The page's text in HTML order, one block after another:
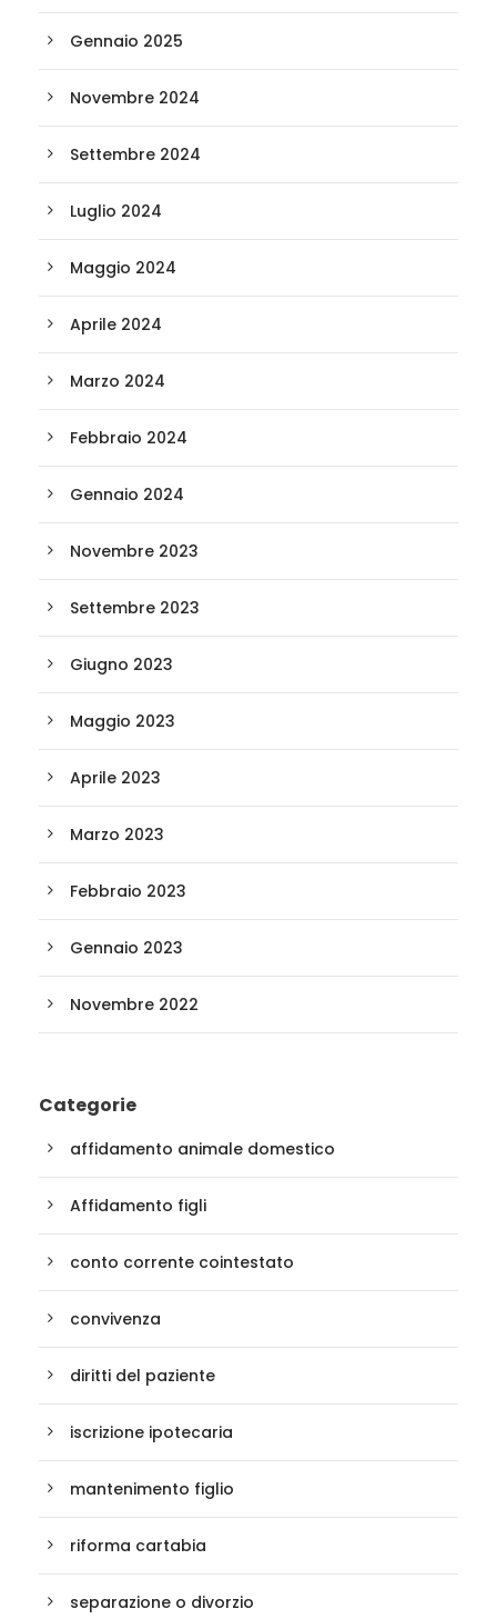
Gennaio 2025
Novembre 2024
Settembre 2024
Luglio 2024
Maggio 2024
Aprile 2024
Marzo 2024
Febbraio 2024
Gennaio 2024
Novembre 2023
Settembre 2023
Giugno 2023
Maggio 2023
Aprile 2023
Marzo 2023
Febbraio 2023
Gennaio 2023
Novembre 2022
Categorie
affidamento animale domestico
Affidamento figli
conto corrente cointestato
convivenza
diritti del paziente
iscrizione ipotecaria
mantenimento figlio
riforma cartabia
separazione o divorzio